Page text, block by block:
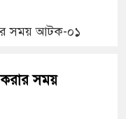
সময় আটক-০১
করার সময়